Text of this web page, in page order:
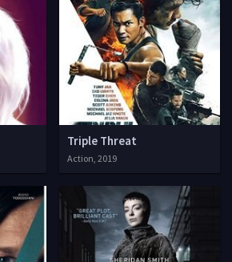
Triple Threat
Action, 2019